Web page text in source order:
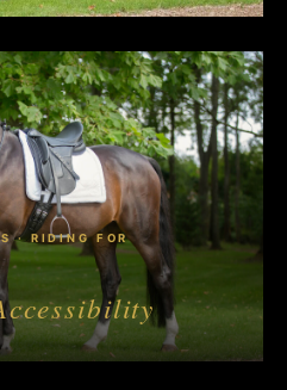
· RIDING FOR